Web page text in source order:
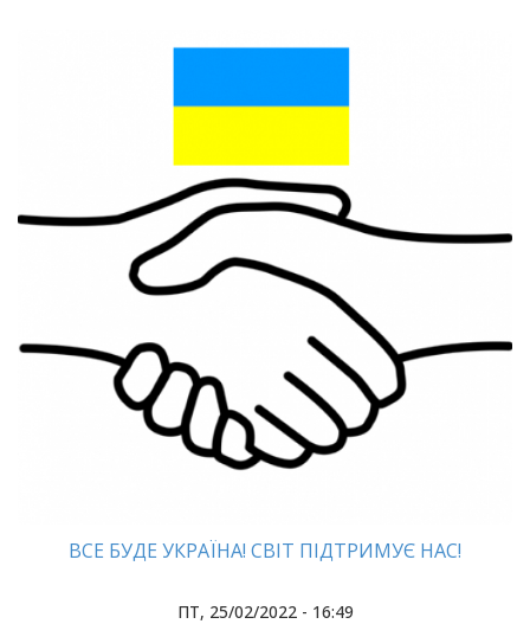
ВСЕ БУДЕ УКРАЇНА! СВІТ ПІДТРИМУЄ НАС!
ПТ, 25/02/2022 - 16:49